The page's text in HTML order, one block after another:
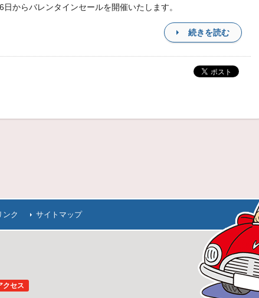
日からバレンタインセールを開催いたします。
続きを読む
ンク サイトマップ
クセス